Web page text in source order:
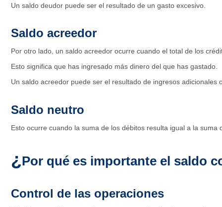
Un saldo deudor puede ser el resultado de un gasto excesivo.
Saldo acreedor
Por otro lado, un saldo acreedor ocurre cuando el total de los
Esto significa que has ingresado más dinero del que has gastado.
Un saldo acreedor puede ser el resultado de ingresos adicionales
Saldo neutro
Esto ocurre cuando la suma de los débitos resulta igual a la suma
¿Por qué es importante el saldo
Control de las operaciones